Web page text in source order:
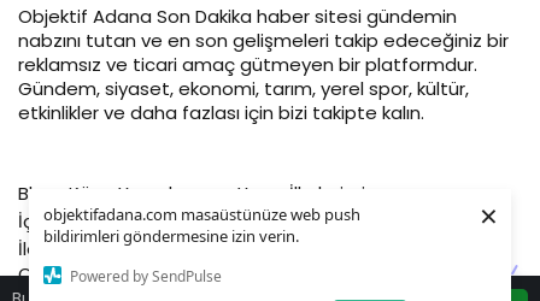
objektifadana.com masaüstünüze web push
bildirimleri göndermesine izin verin.
Powered by SendPulse
×
Objektif Adana Son Dakika haber sitesi gündemin
nabzını tutan ve en son gelişmeleri takip edeceğiniz bir
reklamsız ve ticari amaç gütmeyen bir platformdur.
Gündem, siyaset, ekonomi, tarım, yerel spor, kültür,
etkinlikler ve daha fazlası için bizi takipte kalın.
Blog Köşe Yazarlarımız
Yayın İlkelerimiz
İçerik Kaldırma Talebi Gizlilik politikası
Künye
İletişim
Objektif Adana © 2026 - Tüm Hakları Saklıdır